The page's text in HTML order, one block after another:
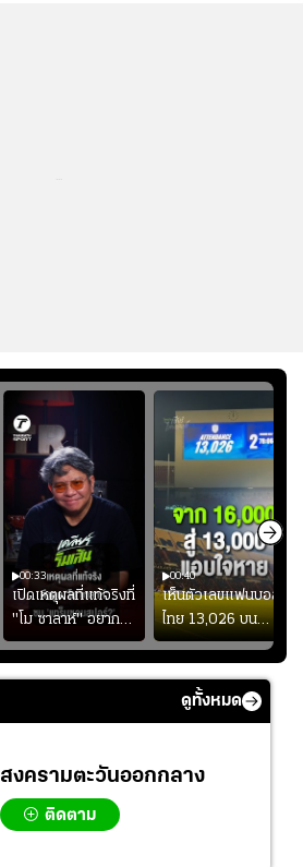
00:33
เปิดเหตุผลที่แท้จริงที่
"โม ซาลาห์" อยาก
ย้ายซบ "แทร็บซอนส
ปอร์"
00:40
เห็นตัวเลขแฟนบอล
ไทย 13,026 บน
สกอร์บอร์ดแล้วแอบ
ใจหาย น้อยกว่านัดที่
แล้วเจอมาเลเซียตั้ง
ดูทั้งหมด
สงครามตะวันออกกลาง
ติดตาม